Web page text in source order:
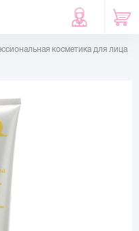
косметика для лица